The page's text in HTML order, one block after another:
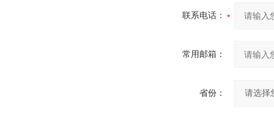
联系电话：
常用邮箱：
省份：